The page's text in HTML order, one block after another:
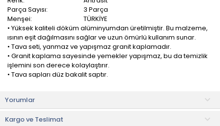
Parça Sayısı:
3 Parça
Menşei:
TÜRKİYE
• Yüksek kaliteli döküm alüminyumdan üretilmiştir. Bu malzeme,
ısının eşit dağılmasını sağlar ve uzun ömürlü kullanım sunar.
• Tava seti, yanmaz ve yapışmaz granit kaplamadır.
• Granit kaplama sayesinde yemekler yapışmaz, bu da temizlik
işlemini son derece kolaylaştırır.
• Tava sapları düz bakalit saptır.
verimli kullanım sunan şık bir set olarak öne çıkar. Farklı
boyutlardaki tavalar, kahvaltıdan akşam yemeğine kadar çeşitli
yemekleri kolaylıkla hazırlamanıza olanak tanır.
Yorumlar
Kargo ve Teslimat